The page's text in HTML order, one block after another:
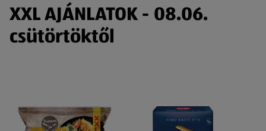
XXL AJÁNLATOK - 08.06.
csütörtöktől